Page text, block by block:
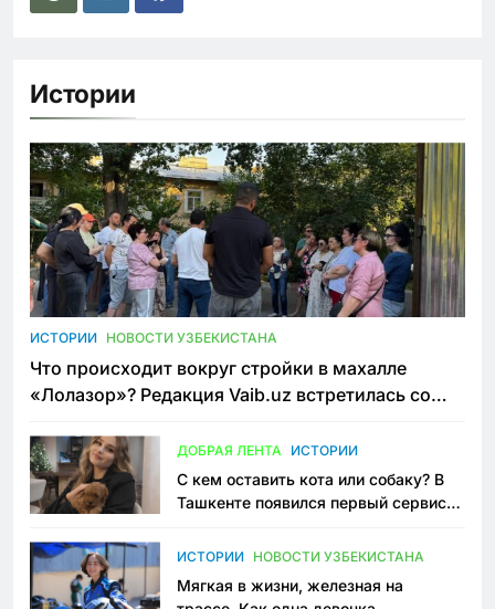
Истории
ИСТОРИИ НОВОСТИ УЗБЕКИСТАНА
Что происходит вокруг стройки в махалле
«Лолазор»? Редакция Vaib.uz встретилась со
ДОБРАЯ ЛЕНТА ИСТОРИИ
С кем оставить кота или собаку? В
Ташкенте появился первый сервис
ИСТОРИИ НОВОСТИ УЗБЕКИСТАНА
Мягкая в жизни, железная на